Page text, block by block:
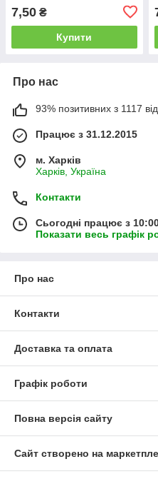
7,50 ₴
Купити
Про нас
93% позитивних з 1117
Працює з 31.12.2015
м. Харків
Харків, Україна
Контакти
Сьогодні працює з
Показати весь графік
Про нас
Контакти
Доставка та оплата
Графік роботи
Повна версія сайту
Сайт створено на